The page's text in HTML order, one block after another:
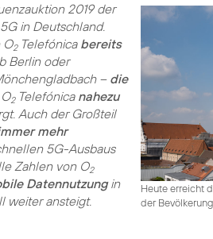
Heute erreicht
der
2019 der
in Deutschland.
O2Telefónicabereits
Berlin oder
– die
2Telefónica nahezu
Auch der Großteil
mehr
5G-Ausbaus
Zahlen von O2
Datennutzungin
weiter ansteigt.